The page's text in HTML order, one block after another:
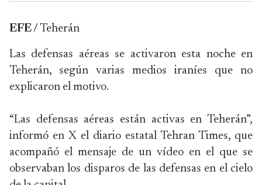
EFE / Teherán
Las defensas aéreas se activaron esta noche en
Teherán, según varias medios iraníes que no
explicaron el motivo.
“Las defensas aéreas están activas en Teherán”,
informó en X el diario estatal Tehran Times, que
acompañó el mensaje de un vídeo en el que se
observaban los disparos de las defensas en el cielo